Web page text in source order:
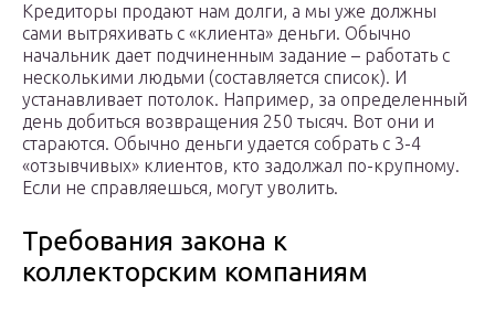
Кредиторы продают нам долги, а мы уже должны
сами вытряхивать с «клиента» деньги. Обычно
начальник дает подчиненным задание – работать с
несколькими людьми (составляется список). И
устанавливает потолок. Например, за определенный
день добиться возвращения 250 тысяч. Вот они и
стараются. Обычно деньги удается собрать с 3-4
«отзывчивых» клиентов, кто задолжал по-крупному.
Если не справляешься, могут уволить.
Требования закона к
коллекторским компаниям